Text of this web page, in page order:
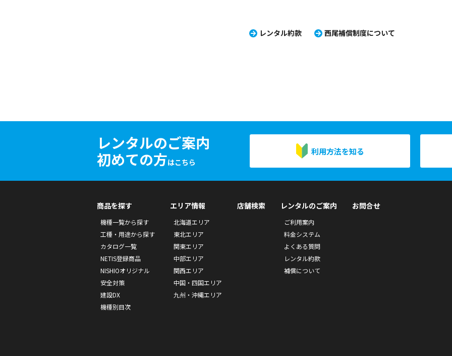
レンタル約款 西尾補償制度について
レンタルのご案内
初めての方はこちら
利用方法を知る
商品を探す
機種一覧から探す
工種・用途から探す
カタログ一覧
NETIS登録商品
NISHIOオリジナル
安全対策
建設DX
機種別目次
エリア情報
北海道エリア
東北エリア
関東エリア
中部エリア
関西エリア
中国・四国エリア
九州・沖縄エリア
店舗検索 レンタルのご案内
ご利用案内
料金システム
よくある質問
レンタル約款
補償について
お問合せ